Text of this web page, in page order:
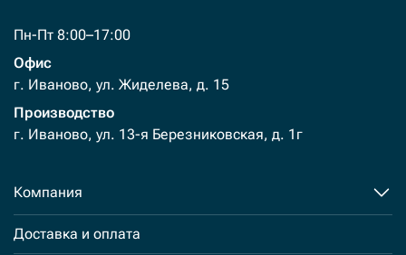
Пн-Пт 8:00–17:00
Офис
г. Иваново, ул. Жиделева, д. 15
Производство
г. Иваново, ул. 13-я Березниковская, д. 1г
Компания
Доставка и оплата